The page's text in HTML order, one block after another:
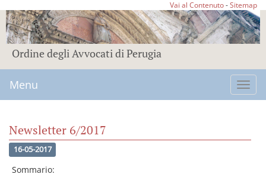
Vai al Contenuto-Sitemap
Ordine degli Avvocati di Perugia
Menu
Newsletter 6/2017
16-05-2017
Sommario: